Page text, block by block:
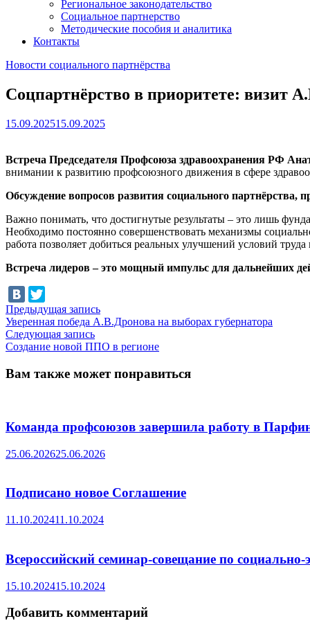
Региональное законодательство
Социальное партнерство
Методические пособия и аналитика
Контакты
Новости социального партнёрства
Соцпартнёрство в приоритете:
15.09.202515.09.2025
Встреча Председателя Профсоюза здравоохранения РФ
внимании к развитию профсоюзного движения в сфере
Обсуждение вопросов развития социального партнёрства,
Важно понимать, что достигнутые результаты – это лишь
Необходимо постоянно совершенствовать механизмы
работа позволяет добиться реальных улучшений условий
Встреча лидеров – это мощный импульс для дальнейших
Навигация
по
записям
Предыдущая записьПредыдущая
запись:
Уверенная победа А.В.Дронова на выборах губернатора
Следующая записьСледующая
запись:
Создание новой ППО в регионе
Вам также может понравиться
Команда профсоюзов завершила работу в
25.06.202625.06.2026
Подписано новое Соглашение
11.10.202411.10.2024
Всероссийский семинар-совещание по
15.10.202415.10.2024
Добавить комментарий